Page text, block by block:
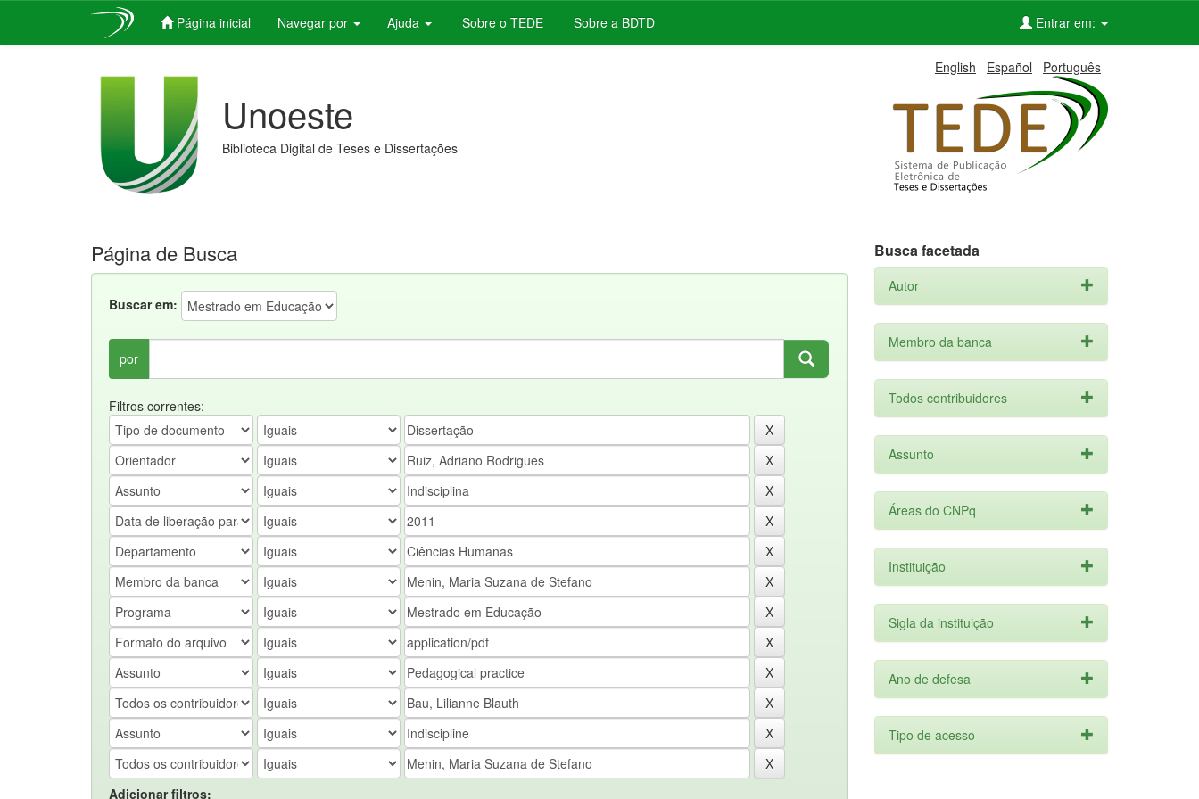
Página inicial Navegar por Ajuda Sobre o TEDE Sobre a BDTD Entrar em:
English Español Português
Unoeste
Biblioteca Digital de Teses e Dissertações
Página de Busca
Buscar em:
por
Filtros correntes:
Adicionar filtros:
Busca facetada
Autor
Membro da banca
Todos contribuidores
Assunto
Áreas do CNPq
Instituição
Sigla da instituição
Ano de defesa
Tipo de acesso